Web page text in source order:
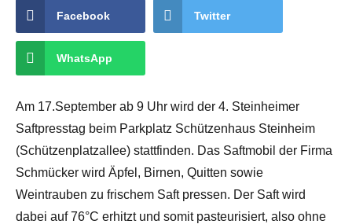
Facebook Twitter
WhatsApp
Am 17.September ab 9 Uhr wird der 4. Steinheimer
Saftpresstag beim Parkplatz Schützenhaus Steinheim
(Schützenplatzallee) stattfinden. Das Saftmobil der Firma
Schmücker wird Äpfel, Birnen, Quitten sowie
Weintrauben zu frischem Saft pressen. Der Saft wird
dabei auf 76°C erhitzt und somit pasteurisiert, also ohne